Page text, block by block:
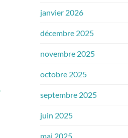
janvier 2026
décembre 2025
novembre 2025
octobre 2025
septembre 2025
juin 2025
mai 2025